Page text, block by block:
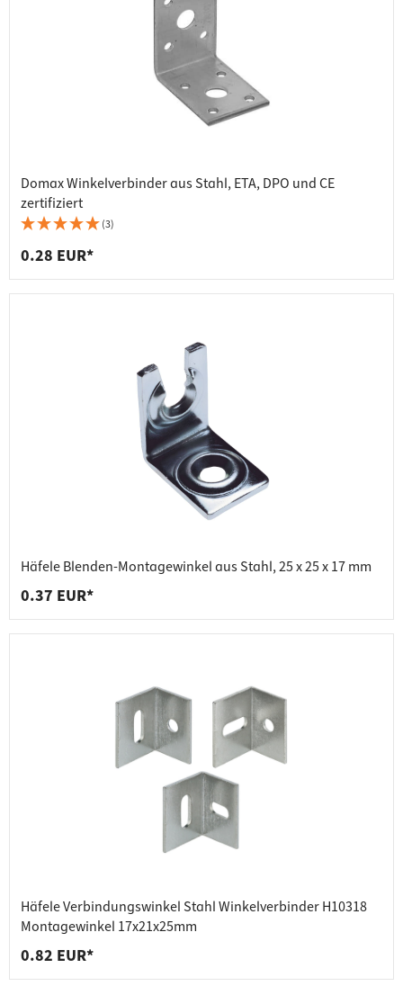
Domax Winkelverbinder aus Stahl, ETA, DPO und CE
zertifiziert
(3)
0.28 EUR*
Häfele Blenden-Montagewinkel aus Stahl, 25 x 25 x 17 mm
0.37 EUR*
Häfele Verbindungswinkel Stahl Winkelverbinder H10318
Montagewinkel 17x21x25mm
0.82 EUR*